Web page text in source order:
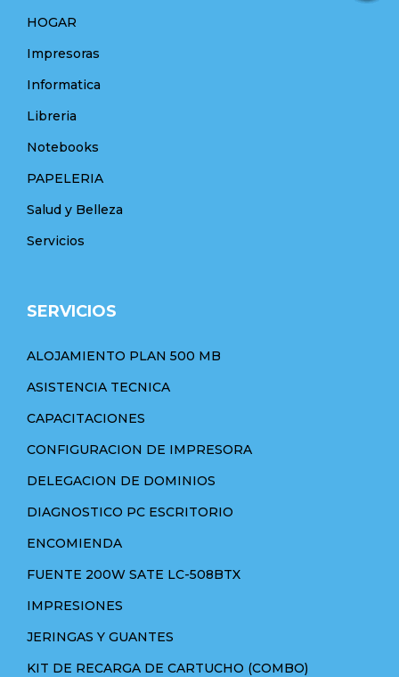
HOGAR
Impresoras
Informatica
Libreria
Notebooks
PAPELERIA
Salud y Belleza
Servicios
SERVICIOS
ALOJAMIENTO PLAN 500 MB
ASISTENCIA TECNICA
CAPACITACIONES
CONFIGURACION DE IMPRESORA
DELEGACION DE DOMINIOS
DIAGNOSTICO PC ESCRITORIO
ENCOMIENDA
FUENTE 200W SATE LC-508BTX
IMPRESIONES
JERINGAS Y GUANTES
KIT DE RECARGA DE CARTUCHO (COMBO)